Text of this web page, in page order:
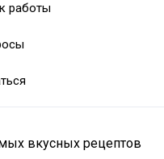
работы
вкусных рецептов